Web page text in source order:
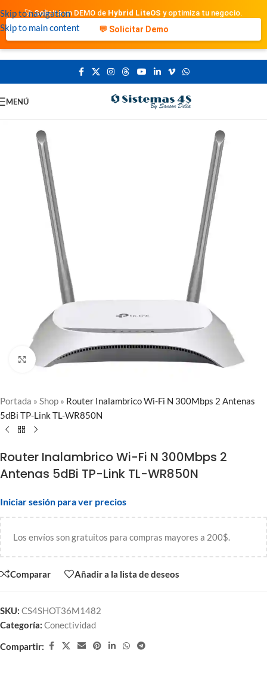
Skip to navigation
Skip to main content
🚀 Solicita un DEMO de Hybrid LiteOS y optimiza tu negocio.
💬 Solicitar Demo
MENÚ
Clic para ampliar
Portada » Shop » Router Inalambrico Wi-Fi N 300Mbps 2 Antenas
5dBi TP-Link TL-WR850N
Router Inalambrico Wi-Fi N 300Mbps 2
Antenas 5dBi TP-Link TL-WR850N
Iniciar sesión para ver precios
Los envíos son gratuitos para compras mayores a 200$.
Comparar Añadir a la lista de deseos
SKU: CS4SHOT36M1482
Categoría: Conectividad
Compartir: